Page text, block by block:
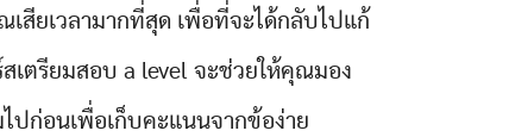
สียเวลามากที่สุด เพื่อที่จะได้กลับไปแก้
ตรียมสอบ a level จะช่วยให้คุณมอง
ปก่อนเพื่อเก็บคะแนนจากข้อง่าย